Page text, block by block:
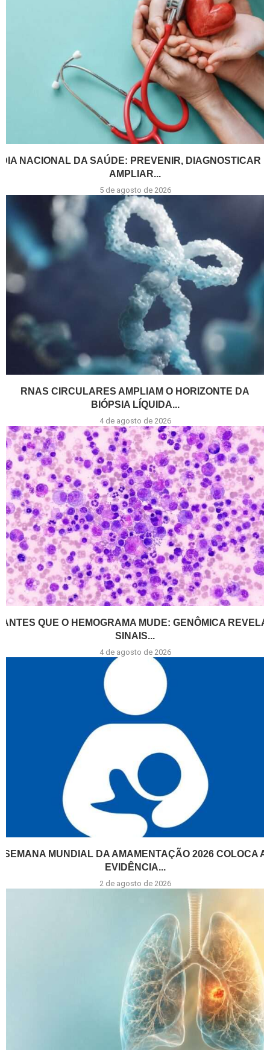
DIA NACIONAL DA SAÚDE: PREVENIR, DIAGNOSTICAR E
AMPLIAR...
5 de agosto de 2026
RNAS CIRCULARES AMPLIAM O HORIZONTE DA
BIÓPSIA LÍQUIDA...
4 de agosto de 2026
ANTES QUE O HEMOGRAMA MUDE: GENÔMICA REVELA
SINAIS...
4 de agosto de 2026
SEMANA MUNDIAL DA AMAMENTAÇÃO 2026 COLOCA A
EVIDÊNCIA...
2 de agosto de 2026